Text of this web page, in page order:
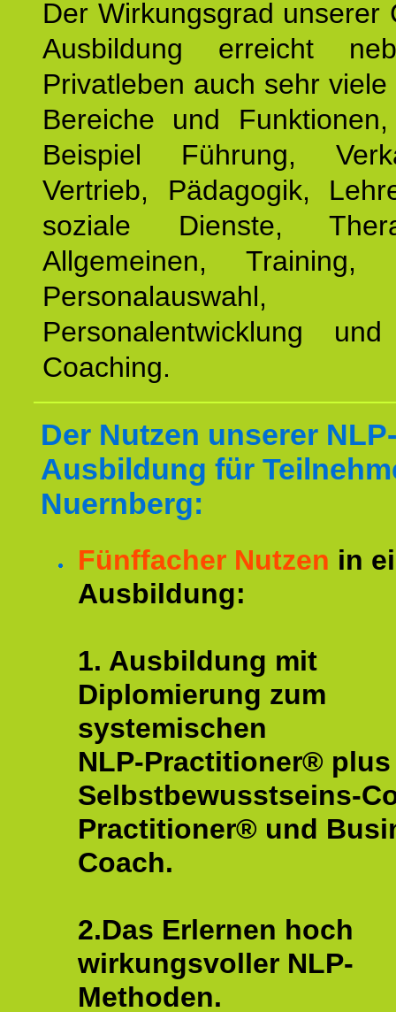
Der Wirkungsgrad unserer
Ausbildung erreicht
Privatleben auch sehr
Bereiche und
Beispiel Führung,
Vertrieb, Pädagogik,
soziale Dienste,
Allgemeinen, Training,
Personalauswahl,
Personalentwicklung
Coaching.
Der Nutzen unserer
Ausbildung für
Nuernberg:
Fünffacher Nutzen in
Ausbildung:
1. Ausbildung mit
Diplomierung zum
systemischen
NLP-Practitioner® plus
Selbstbewusstseins-
Practitioner® und
Coach.
2.Das Erlernen hoch
wirkungsvoller NLP-
Methoden.